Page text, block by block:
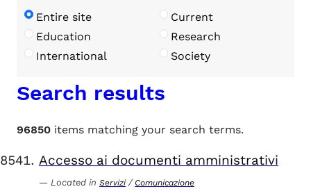
Entire site
Current
Education
Research
International
Society
Search results
96850 items matching your search terms.
Accesso ai documenti amministrativi
Located in Servizi / Comunicazione